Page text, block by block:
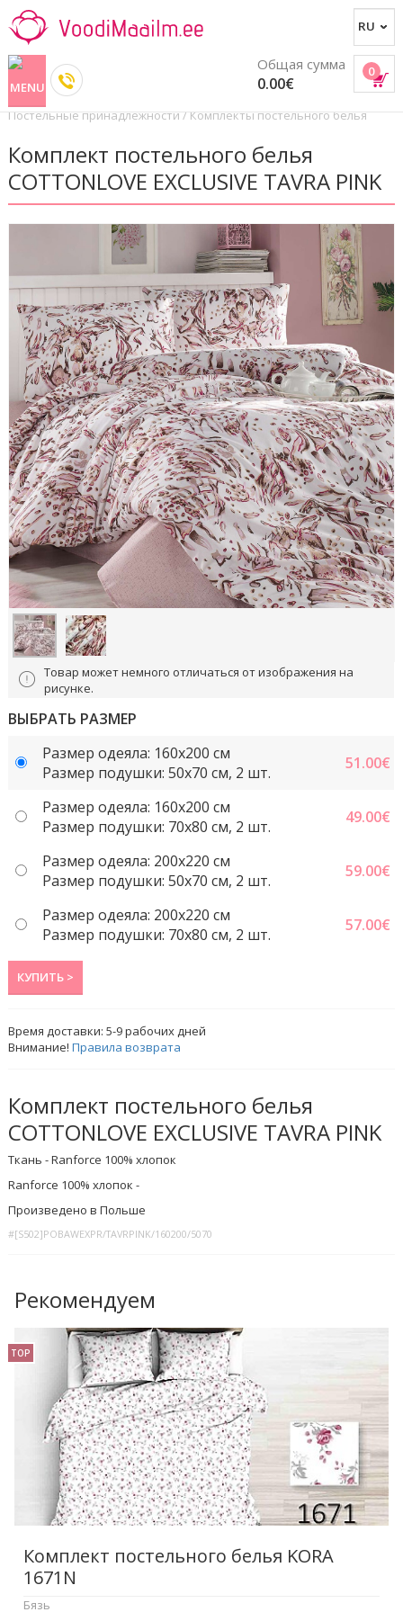
0
Общая сумма
0.00€
Постельные принадлежности/Комплекты постельного белья
Комплект постельного белья
COTTONLOVE EXCLUSIVE TAVRA PINK
Товар может немного отличаться от изображения на
рисунке.
ВЫБРАТЬ РАЗМЕР
Размер одеяла: 160x200 см
Размер подушки: 50x70 cм, 2 шт.
51.00€
Размер одеяла: 160x200 см
Размер подушки: 70x80 см, 2 шт.
49.00€
Размер одеяла: 200x220 cм
Размер подушки: 50x70 cм, 2 шт.
59.00€
Размер одеяла: 200x220 cм
Размер подушки: 70x80 см, 2 шт.
57.00€
КУПИТЬ >
Время доставки:5-9рабочих дней
Внимание!Правила возврата
Комплект постельного белья
COTTONLOVE EXCLUSIVE TAVRA PINK
Ткань - Ranforce 100% хлопок
Ranforce 100% хлопок -
Произведено в Польше
#[S502]POBAWEXPR/TAVRPINK/160200/5070
Рекомендуем
TOP
Комплект постельного белья KORA
1671N
Бязь